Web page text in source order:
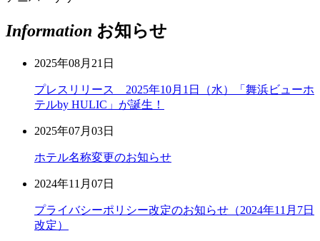
Information お知らせ
2025年08月21日
プレスリリース 2025年10月1日（水）「舞浜ビューホ
テルby HULIC」が誕生！
2025年07月03日
ホテル名称変更のお知らせ
2024年11月07日
プライバシーポリシー改定のお知らせ（2024年11月7日
改定）